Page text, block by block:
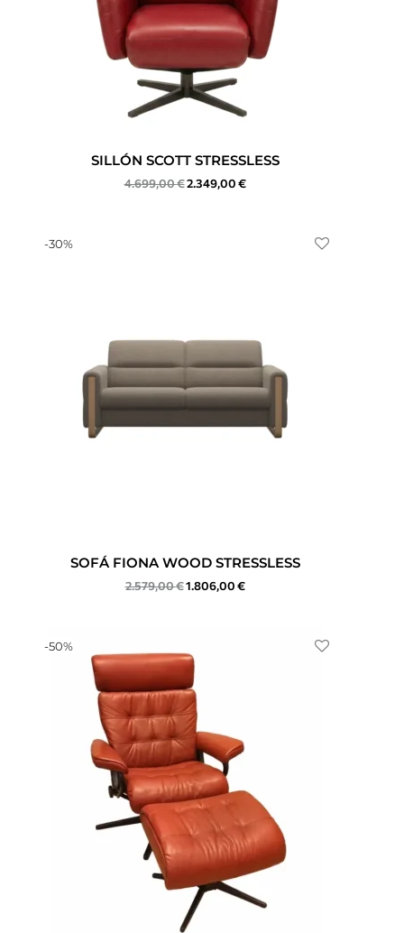
SILLÓN SCOTT STRESSLESS
4.699,00€2.349,00€
-30%
SOFÁ FIONA WOOD STRESSLESS
2.579,00€1.806,00€
-50%